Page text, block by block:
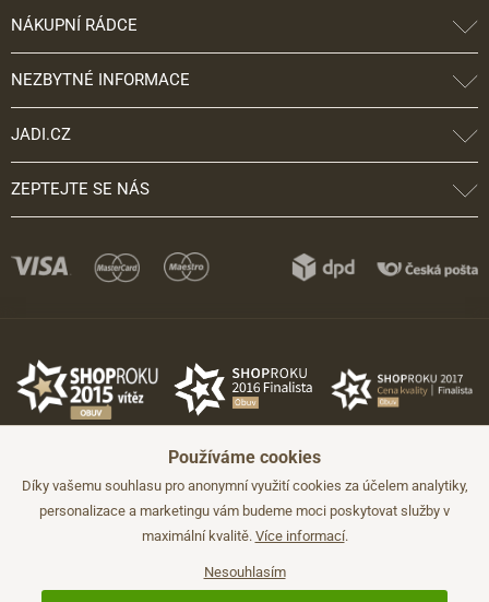
NÁKUPNÍ RÁDCE
NEZBYTNÉ INFORMACE
JADI.CZ
ZEPTEJTE SE NÁS
©2026 JADI.cz. Užití materiálů bez souhlasu není možné.
Používáme cookies
Díky vašemu souhlasu pro anonymní využití cookies za účelem analytiky,
personalizace a marketingu vám budeme moci poskytovat služby v
maximální kvalitě. Více informací.
Nesouhlasím